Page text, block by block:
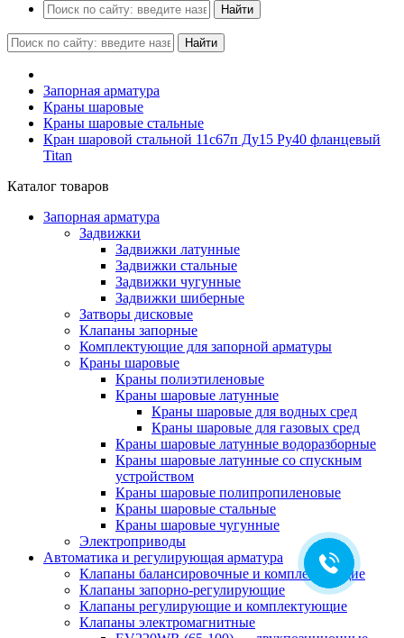
Найти
Найти
Запорная арматура
Краны шаровые
Краны шаровые стальные
Кран шаровой стальной 11с67п Ду15 Ру40 фланцевый
Titan
Каталог товаров
Запорная арматура
Задвижки
Задвижки латунные
Задвижки стальные
Задвижки чугунные
Задвижки шиберные
Затворы дисковые
Клапаны запорные
Комплектующие для запорной арматуры
Краны шаровые
Краны полиэтиленовые
Краны шаровые латунные
Краны шаровые для водных сред
Краны шаровые для газовых сред
Краны шаровые латунные водоразборные
Краны шаровые латунные со спускным
устройством
Краны шаровые полипропиленовые
Краны шаровые стальные
Краны шаровые чугунные
Электроприводы
Автоматика и регулирующая арматура
Клапаны балансировочные и комплектующие
Клапаны запорно-регулирующие
Клапаны регулирующие и комплектующие
Клапаны электромагнитные